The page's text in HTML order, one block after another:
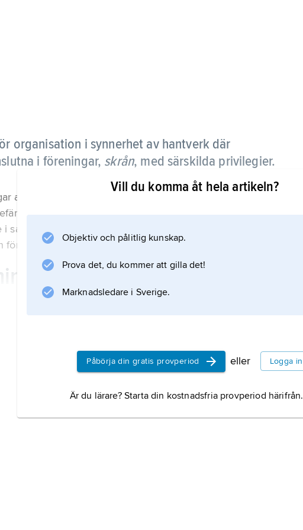
organisation i synnerhet av hantverk där
i föreningar, skrån, med särskilda privilegier.
av hantverkare påträffas i många kulturer. I Västeuropa kan
1000-talet, och det spreds under medeltiden över större
samma eller närbesläktade yrken slöt sig samman för att
få produktionsmonopol. Endast de av skrået
Vill du komma åt hela artikeln?
Objektiv och pålitlig kunskap.
Prova det, du kommer att gilla det!
Marknadsledare i Sverige.
Påbörja din gratis provperiod eller Logga in
Är du lärare? Starta din kostnadsfria provperiod härifrån.